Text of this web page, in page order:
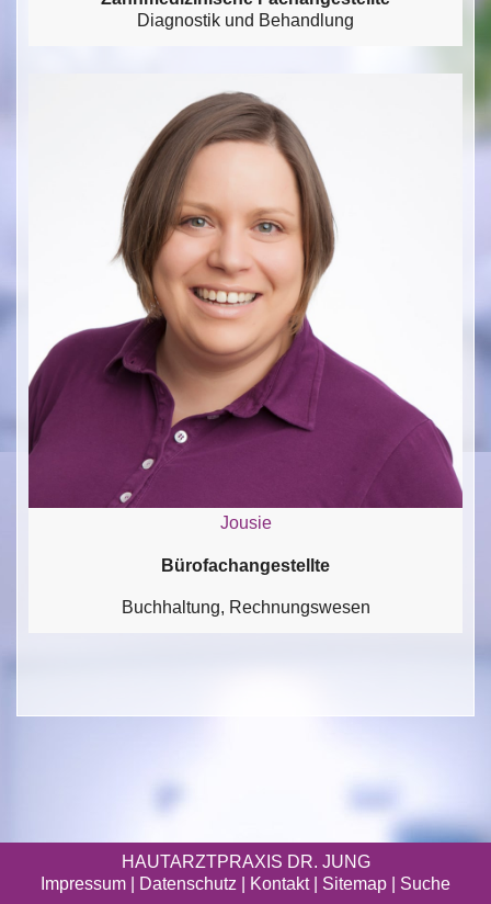
Diagnostik und Behandlung
Jousie
Bürofachangestellte
Buchhaltung, Rechnungswesen
HAUTARZTPRAXIS DR. JUNG
Impressum
Datenschutz | Kontakt | Sitemap Suche